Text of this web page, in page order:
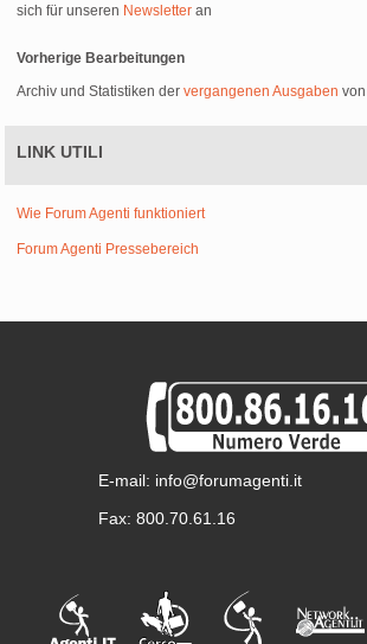
sich für unseren Newsletter an
Vorherige Bearbeitungen
Archiv und Statistiken dervergangenen Ausgaben
LINK UTILI
Wie Forum Agenti funktioniert
Forum Agenti Pressebereich
E-mail: info@forumagenti.it
Fax: 800.70.61.16